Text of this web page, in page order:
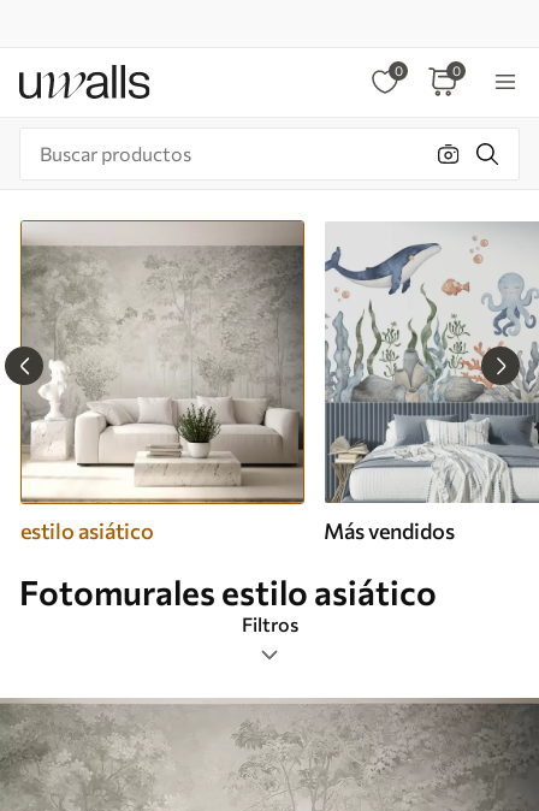
0 0
estilo asiático Más vendidos
Fotomurales estilo asiático
Filtros
Etiquetas
Formato de imagen
Paleta de colores